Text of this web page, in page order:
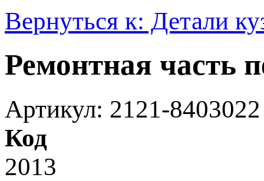
Вернуться к: Детали
Ремонтная часть
Артикул: 2121-8403022
Код
2013